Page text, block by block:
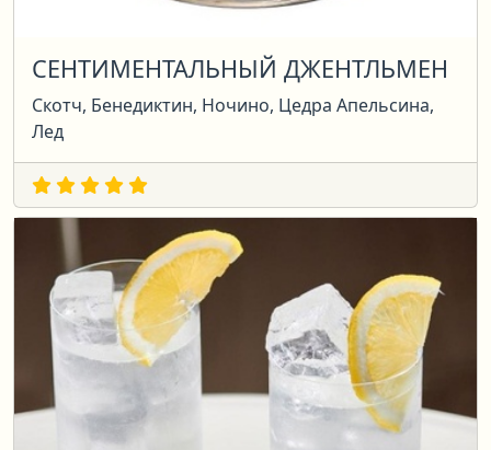
СЕНТИМЕНТАЛЬНЫЙ ДЖЕНТЛЬМЕН
Скотч, Бенедиктин, Ночино, Цедра Апельсина,
Лед